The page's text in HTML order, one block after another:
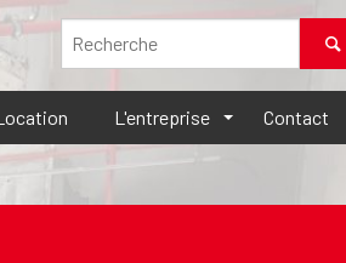
L'entreprise Contact